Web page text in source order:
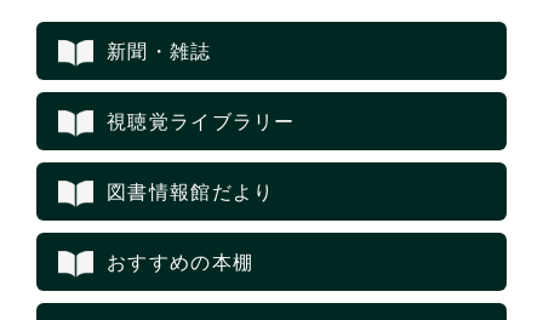
新聞・雑誌
視聴覚ライブラリー
図書情報館だより
おすすめの本棚